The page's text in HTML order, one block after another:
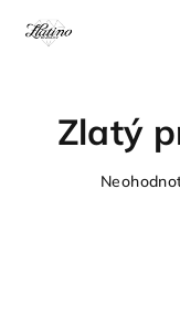
Zlatý
Priemerné